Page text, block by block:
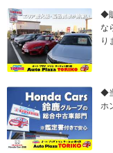
◆
な
り
◆
ホ